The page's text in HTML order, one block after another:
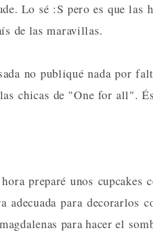
Lo sé :S pero es que las
de las maravillas.
no publiqué nada por
chicas de "One for all".
preparé unos cupcakes
adecuada para decorarlos
para hacer el